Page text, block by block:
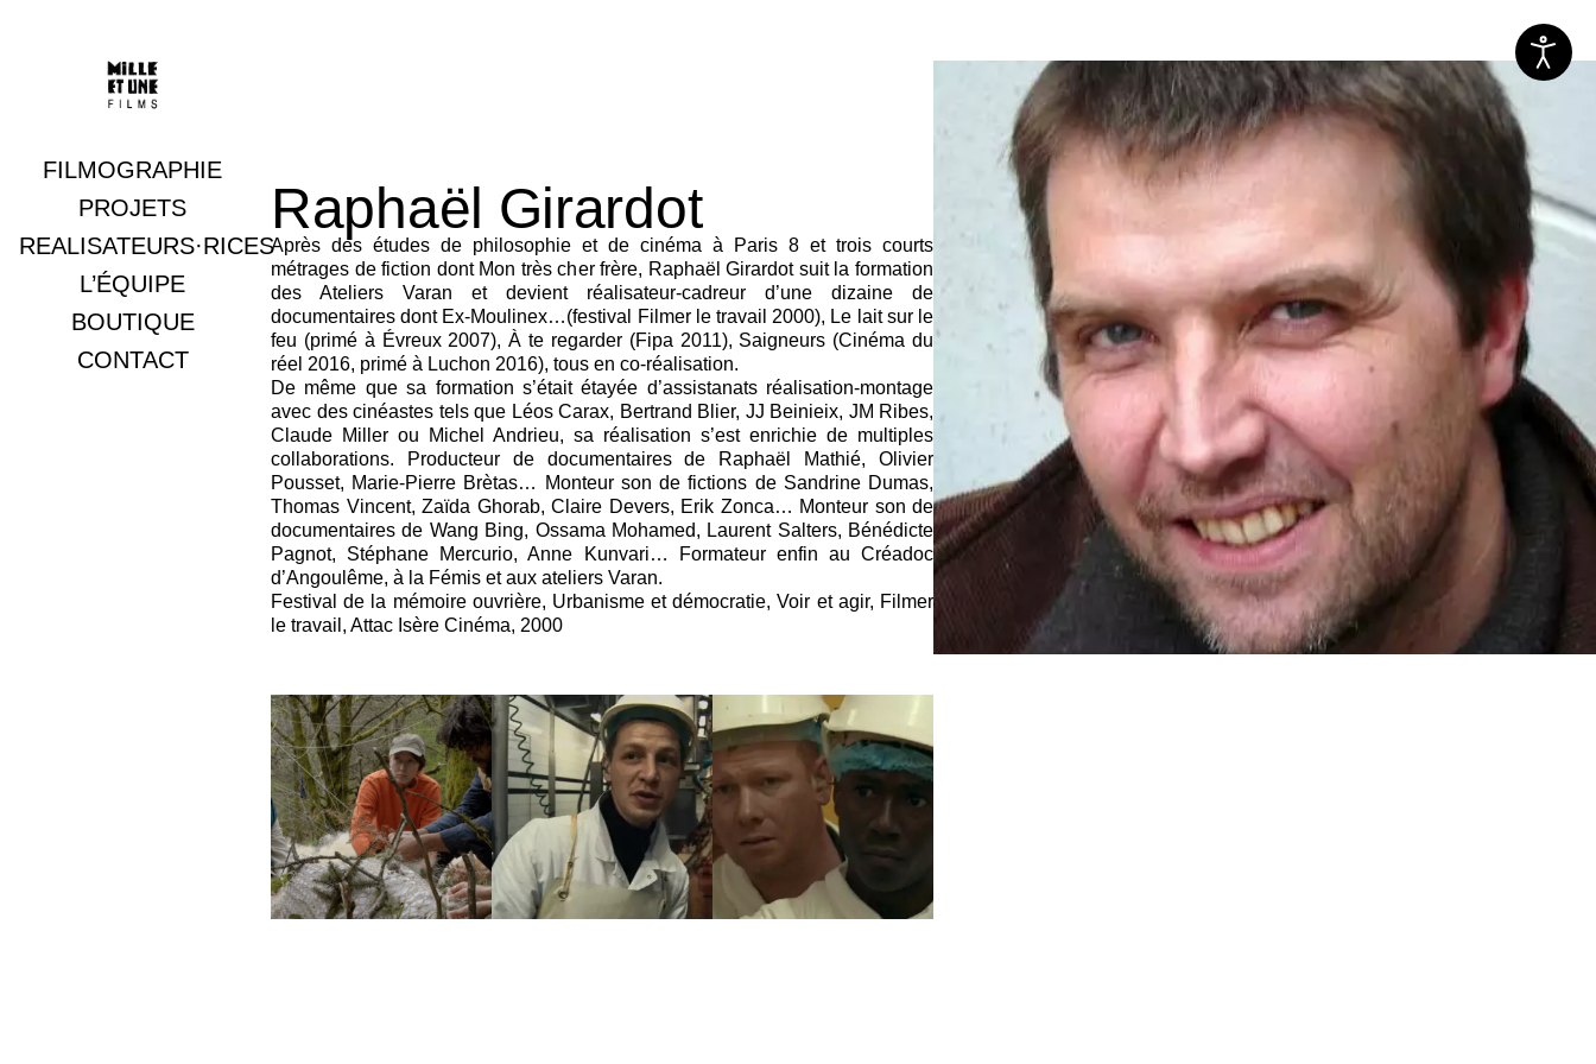
FILMOGRAPHIE
Documentaires
Fictions
Archives
PROJETS
REALISATEURS·RICES
L’ÉQUIPE
BOUTIQUE
CONTACT
Raphaël Girardot
Après des études de philosophie et de cinéma à Paris 8 et trois courts
métrages de fiction dont Mon très cher frère, Raphaël Girardot suit la formation
des Ateliers Varan et devient réalisateur-cadreur d’une dizaine de
documentaires dont Ex-Moulinex…(festival Filmer le travail 2000), Le lait sur le
feu (primé à Évreux 2007), À te regarder (Fipa 2011), Saigneurs (Cinéma du
réel 2016, primé à Luchon 2016), tous en co-réalisation.
De même que sa formation s’était étayée d’assistanats réalisation-montage
avec des cinéastes tels que Léos Carax, Bertrand Blier, JJ Beinieix, JM Ribes,
Claude Miller ou Michel Andrieu, sa réalisation s’est enrichie de multiples
collaborations. Producteur de documentaires de Raphaël Mathié, Olivier
Pousset, Marie-Pierre Brètas… Monteur son de fictions de Sandrine Dumas,
Thomas Vincent, Zaïda Ghorab, Claire Devers, Erik Zonca… Monteur son de
documentaires de Wang Bing, Ossama Mohamed, Laurent Salters, Bénédicte
Pagnot, Stéphane Mercurio, Anne Kunvari… Formateur enfin au Créadoc
d’Angoulême, à la Fémis et aux ateliers Varan.
Festival de la mémoire ouvrière, Urbanisme et démocratie, Voir et agir, Filmer
le travail, Attac Isère Cinéma, 2000
Il est temps
d'atterrir
Saigneurs
Avec le sang
des hommes